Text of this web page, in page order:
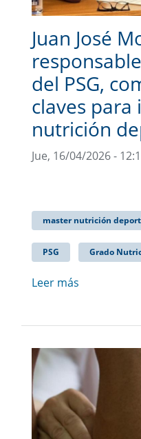
Juan José
del PSG,
claves para
nutrición
Jue, 16/04/2026 -
master nutrición
PSG Grado
Leer más